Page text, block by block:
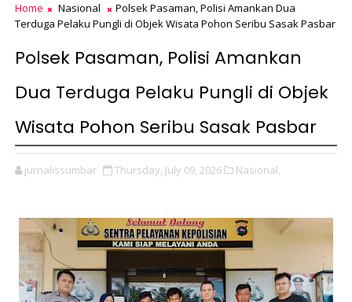
Home Nasional
Polsek Pasaman, Polisi Amankan Dua
Terduga Pelaku Pungli di Objek Wisata Pohon Seribu Sasak Pasbar
Polsek Pasaman, Polisi Amankan
Dua Terduga Pelaku Pungli di Objek
Wisata Pohon Seribu Sasak Pasbar
jurnalissumbar Thursday, July 09, 2026 Nasional,